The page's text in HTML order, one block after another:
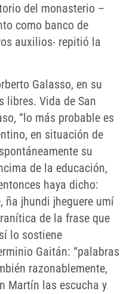
del monasterio –
como banco de
auxilios- repitió la
Galasso, en su
libres. Vida de San
“lo más probable es
en situación de
su
de la educación,
haya dicho:
ña jhundi jheguere umí
de la frase que
lo sostiene
Gaitán: “palabras
razonablemente,
Martín las escucha y